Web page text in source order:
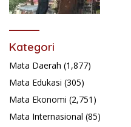
Kategori
Mata Daerah (1,877)
Mata Edukasi (305)
Mata Ekonomi (2,751)
Mata Internasional (85)